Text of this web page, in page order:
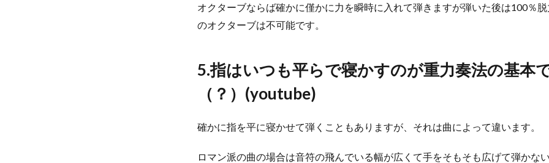
オクターブならば確かに僅かに力を瞬時に入れて弾きますが弾いた後は100％
のオクターブは不可能です。
5.指はいつも平らで寝かすのが重力奏法の基本
（？）(youtube)
確かに指を平に寝かせて弾くこともありますが、それは曲によって違います。
ロマン派の曲の場合は音符の飛んでいる幅が広くて手をそもそも広げて弾かな